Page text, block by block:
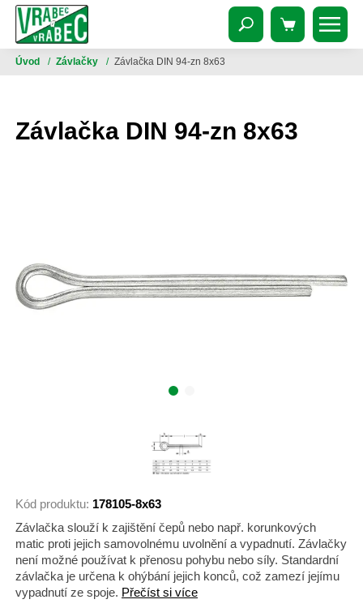
Úvod / Závlačky / Závlačka DIN 94-zn 8x63
Závlačka DIN 94-zn 8x63
Kód produktu: 178105-8x63
Závlačka slouží k zajištění čepů nebo např. korunkových
matic proti jejich samovolnému uvolnění a vypadnutí. Závlačky
není možné používat k přenosu pohybu nebo síly. Standardní
závlačka je určena k ohýbání jejich konců, což zamezí jejímu
vypadnutí ze spoje. Přečíst si více